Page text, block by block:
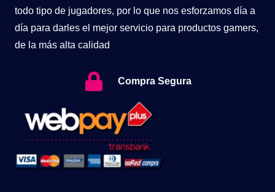
todo tipo de jugadores, por lo que nos esforzamos día a
día para darles el mejor servicio para productos gamers,
de la más alta calidad
Compra Segura